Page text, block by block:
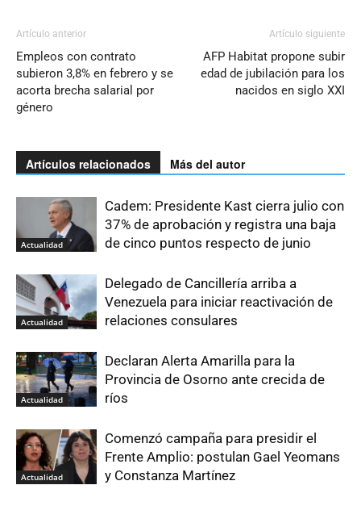
Artículo anterior
Empleos con contrato
subieron 3,8% en febrero y se
acorta brecha salarial por
género
Artículo siguiente
AFP Habitat propone subir
edad de jubilación para los
nacidos en siglo XXI
Artículos relacionados Más del autor
Actualidad
Cadem: Presidente Kast cierra julio con
37% de aprobación y registra una baja
de cinco puntos respecto de junio
Actualidad
Delegado de Cancillería arriba a
Venezuela para iniciar reactivación de
relaciones consulares
Actualidad
Declaran Alerta Amarilla para la
Provincia de Osorno ante crecida de
ríos
Actualidad
Comenzó campaña para presidir el
Frente Amplio: postulan Gael Yeomans
y Constanza Martínez